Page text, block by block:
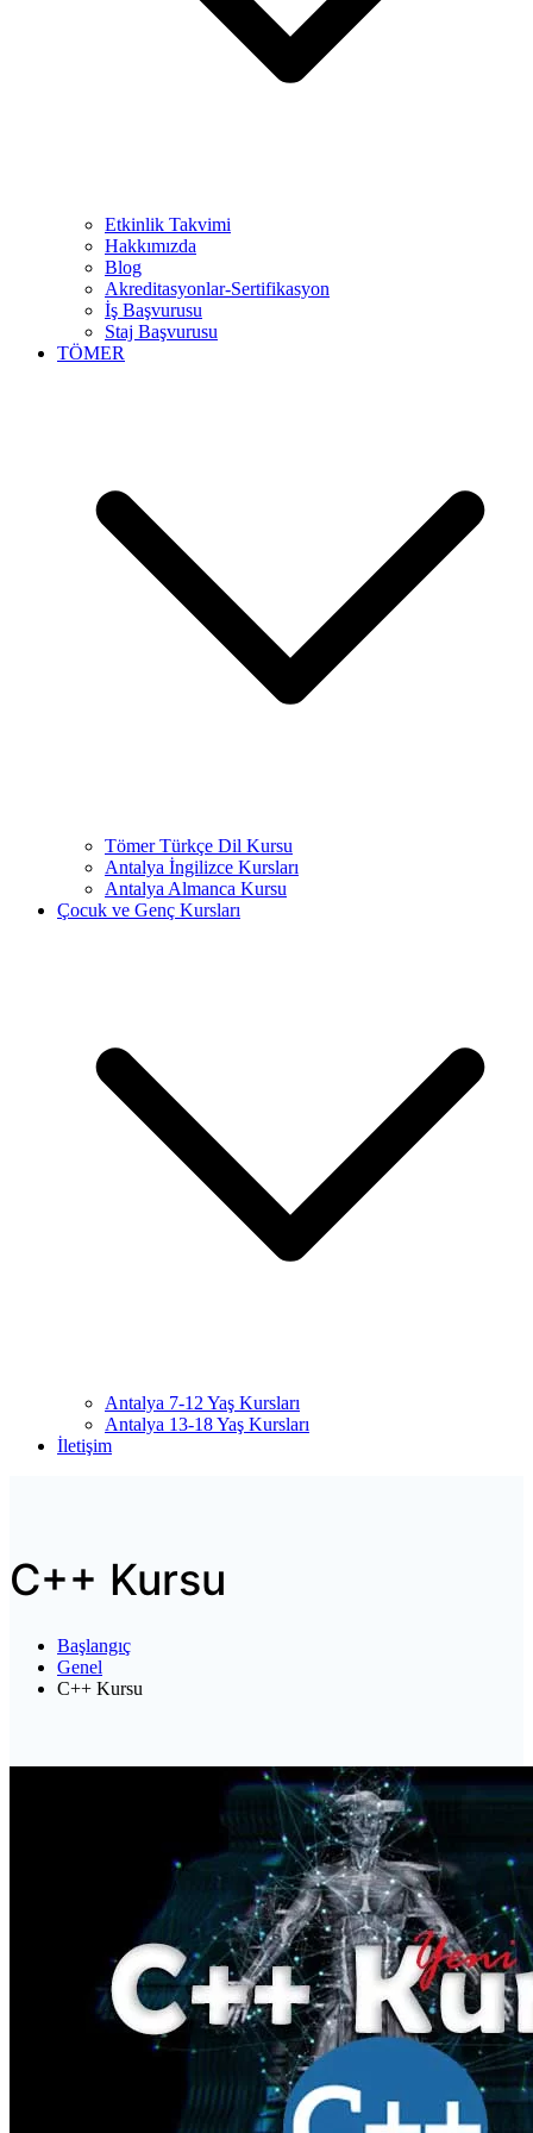
Etkinlik Takvimi
Hakkımızda
Blog
Akreditasyonlar-Sertifikasyon
İş Başvurusu
Staj Başvurusu
TÖMER
Tömer Türkçe Dil Kursu
Antalya İngilizce Kursları
Antalya Almanca Kursu
Çocuk ve Genç Kursları
Antalya 7-12 Yaş Kursları
Antalya 13-18 Yaş Kursları
İletişim
C++ Kursu
Başlangıç
Genel
C++ Kursu